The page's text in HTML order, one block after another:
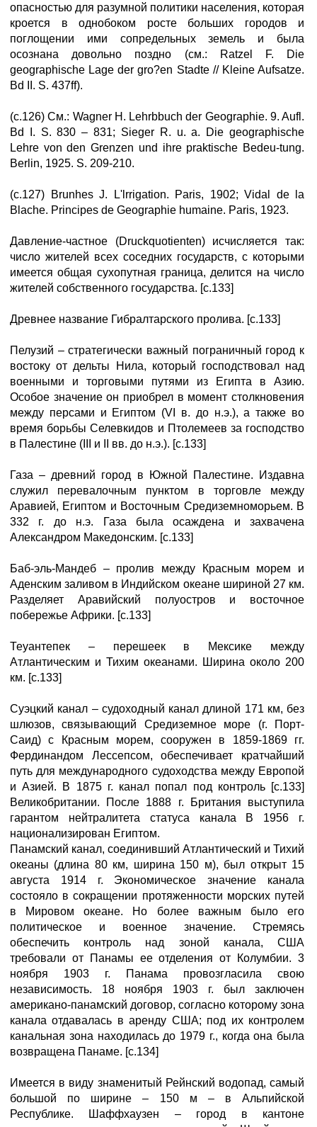
опасностью для разумной политики населения, которая
кроется в однобоком росте больших городов и
поглощении ими сопредельных земель и была
осознана довольно поздно (см.: Ratzel F. Die
geographische Lage der gro?en Stadte // Kleine Aufsatze.
Bd II. S. 437ff).
(с.126) См.: Wagner H. Lehrbbuch der Geographie. 9. Aufl.
Bd I. S. 830 – 831; Sieger R. u. a. Die geographische
Lehre von den Grenzen und ihre praktische Bedeu-tung.
Berlin, 1925. S. 209-210.
(с.127) Brunhes J. L'lrrigation. Paris, 1902; Vidal de la
Blache. Principes de Geographie humaine. Paris, 1923.
Давление-частное (Druckquotienten) исчисляется так:
число жителей всех соседних государств, с которыми
имеется общая сухопутная граница, делится на число
жителей собственного государства. [с.133]
Древнее название Гибралтарского пролива. [с.133]
Пелузий – стратегически важный пограничный город к
востоку от дельты Нила, который господствовал над
военными и торговыми путями из Египта в Азию.
Особое значение он приобрел в момент столкновения
между персами и Египтом (VI в. до н.э.), а также во
время борьбы Селевкидов и Птолемеев за господство
в Палестине (III и II вв. до н.э.). [с.133]
Газа – древний город в Южной Палестине. Издавна
служил перевалочным пунктом в торговле между
Аравией, Египтом и Восточным Средиземноморьем. В
332 г. до н.э. Газа была осаждена и захвачена
Александром Македонским. [с.133]
Баб-эль-Мандеб – пролив между Красным морем и
Аденским заливом в Индийском океане шириной 27 км.
Разделяет Аравийский полуостров и восточное
побережье Африки. [с.133]
Теуантепек – перешеек в Мексике между
Атлантическим и Тихим океанами. Ширина около 200
км. [с.133]
Суэцкий канал – судоходный канал длиной 171 км, без
шлюзов, связывающий Средиземное море (г. Порт-
Саид) с Красным морем, сооружен в 1859-1869 гг.
Фердинандом Лессепсом, обеспечивает кратчайший
путь для международного судоходства между Европой
и Азией. В 1875 г. канал попал под контроль [с.133]
Великобритании. После 1888 г. Британия выступила
гарантом нейтралитета статуса канала В 1956 г.
национализирован Египтом.
Панамский канал, соединивший Атлантический и Тихий
океаны (длина 80 км, ширина 150 м), был открыт 15
августа 1914 г. Экономическое значение канала
состояло в сокращении протяженности морских путей
в Мировом океане. Но более важным было его
политическое и военное значение. Стремясь
обеспечить контроль над зоной канала, США
требовали от Панамы ее отделения от Колумбии. 3
ноября 1903 г. Панама провозгласила свою
независимость. 18 ноября 1903 г. был заключен
американо-панамский договор, согласно которому зона
канала отдавалась в аренду США; под их контролем
канальная зона находилась до 1979 г., когда она была
возвращена Панаме. [с.134]
Имеется в виду знаменитый Рейнский водопад, самый
большой по ширине – 150 м – в Альпийской
Республике. Шаффхаузен – город в кантоне